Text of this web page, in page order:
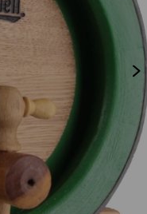
Ostatné